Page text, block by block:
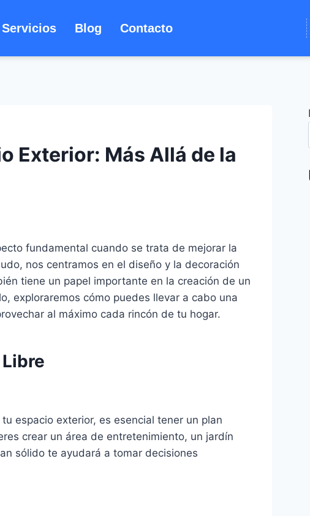
Servicios Blog Contacto
Exterior: Más Allá de la
fundamental cuando se trata de mejorar la
nos centramos en el diseño y la decoración
tiene un papel importante en la creación de un
exploraremos cómo puedes llevar a cabo una
al máximo cada rincón de tu hogar.
espacio exterior, es esencial tener un plan
crear un área de entretenimiento, un jardín
sólido te ayudará a tomar decisiones